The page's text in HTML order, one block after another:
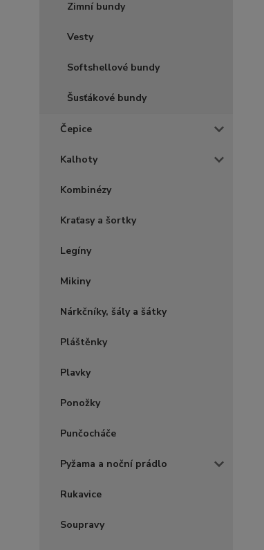
Zimní bundy
Vesty
Softshellové bundy
Šusťákové bundy
Čepice
Kalhoty
Kombinézy
Kraťasy a šortky
Legíny
Mikiny
Nárkčníky, šály a šátky
Pláštěnky
Plavky
Ponožky
Punčocháče
Pyžama a noční prádlo
Rukavice
Soupravy